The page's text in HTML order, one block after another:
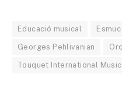
Educació musical Esmuc
Georges Pehlivanian
Touquet International